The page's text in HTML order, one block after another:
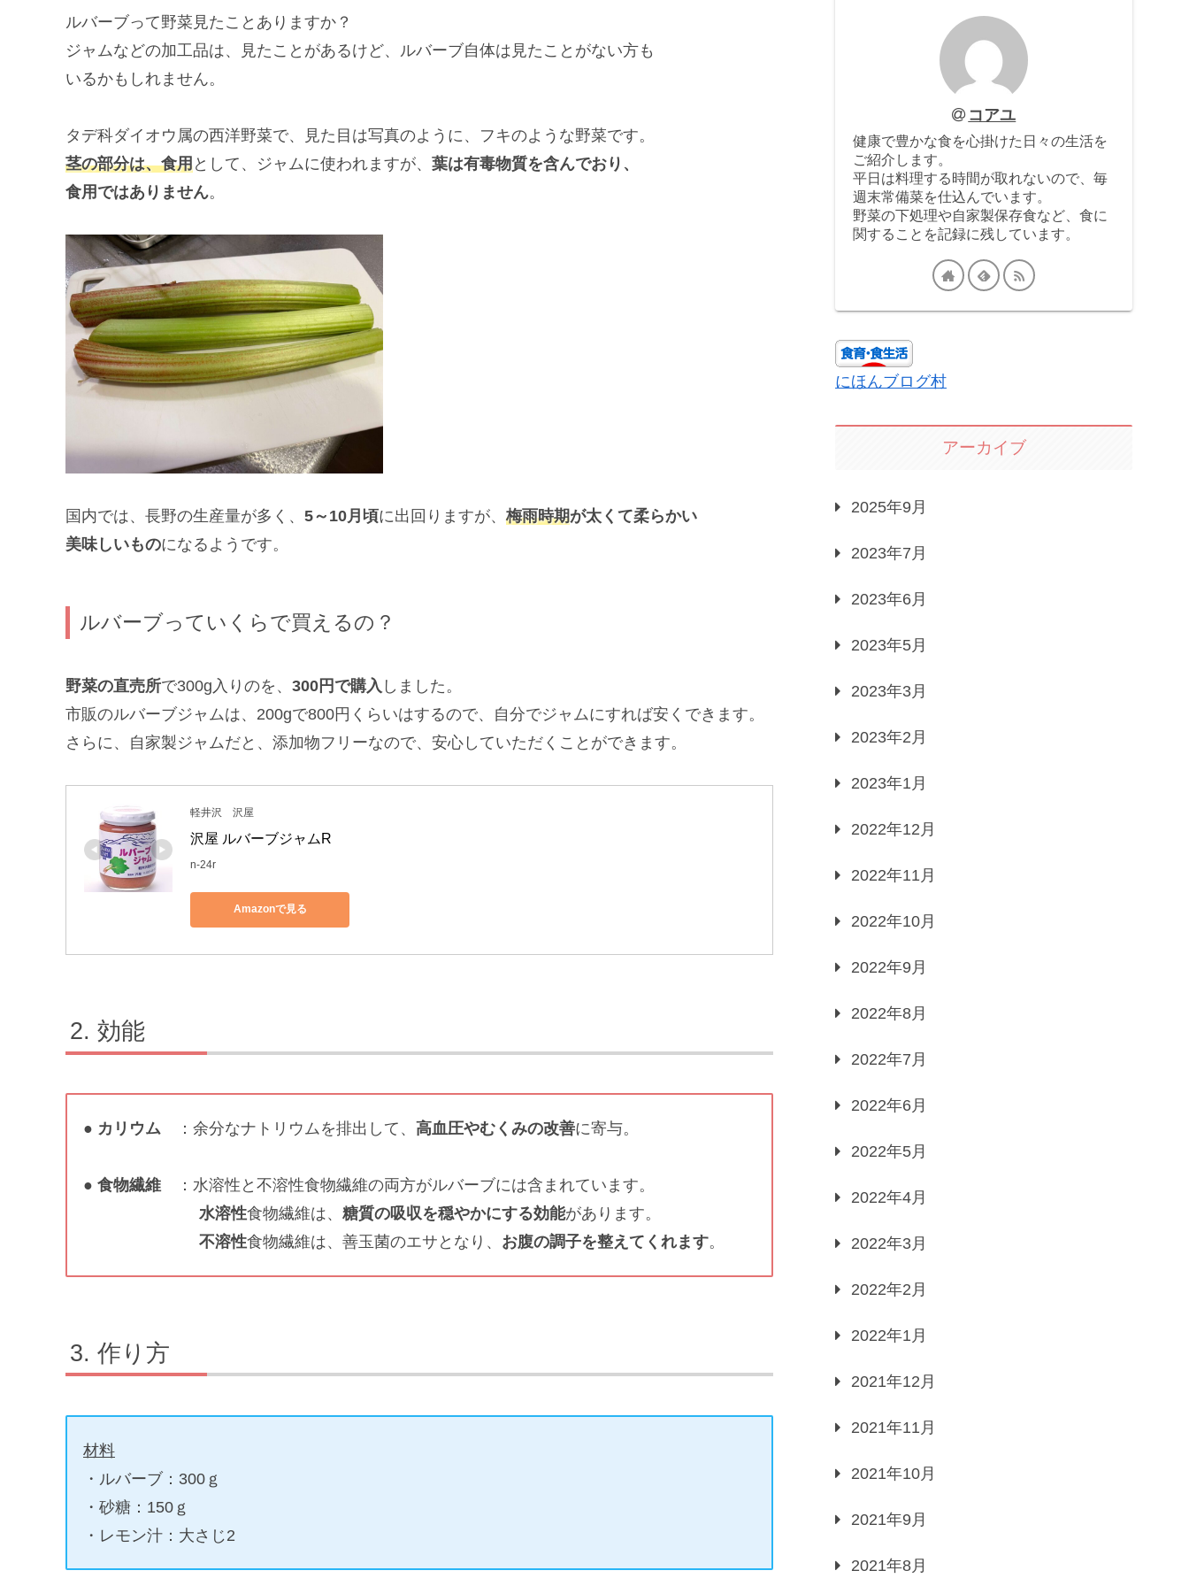
ルバーブって野菜見たことありますか？
ジャムなどの加工品は、見たことがあるけど、ルバーブ自体は見たことがない方も
いるかもしれません。
タデ科ダイオウ属の西洋野菜で、見た目は写真のように、フキのような野菜です。
茎の部分は、食用として、ジャムに使われますが、 葉は有毒物質を含んでおり、
食用ではありません。
国内では、長野の生産量が多く、 5～10月頃に出回りますが、 梅雨時期が太くて柔らかい
美味しいものになるようです。
ルバーブっていくらで買えるの？
野菜の直売所で300g入りのを、 300円で購入 しました。
市販のルバーブジャムは、200gで800円くらいはするので、自分でジャムにすれば安くできます。
さらに、自家製ジャムだと、添加物フリーなので、安心していただくことができます。
軽井沢 沢屋
沢屋 ルバーブジャムR
n-24r
Amazonで見る
効能
● カリウム ：余分なナトリウムを排出して、 高血圧やむくみの改善に寄与。
● 食物繊維 ：水溶性と不溶性食物繊維の両方がルバーブには含まれています。
水溶性食物繊維は、 糖質の吸収を穏やかにする効能があります。
不溶性食物繊維は、善玉菌のエサとなり、 お腹の調子を整えてくれます。
作り方
材料
・ルバーブ：300ｇ
・砂糖：150ｇ
・レモン汁：大さじ2
コアユ
健康で豊かな食を心掛けた日々の生活を
ご紹介します。
平日は料理する時間が取れないので、毎
週末常備菜を仕込んでいます。
野菜の下処理や自家製保存食など、食に
関することを記録に残しています。
にほんブログ村
アーカイブ
2025年9月
2023年7月
2023年6月
2023年5月
2023年3月
2023年2月
2023年1月
2022年12月
2022年11月
2022年10月
2022年9月
2022年8月
2022年7月
2022年6月
2022年5月
2022年4月
2022年3月
2022年2月
2022年1月
2021年12月
2021年11月
2021年10月
2021年9月
2021年8月